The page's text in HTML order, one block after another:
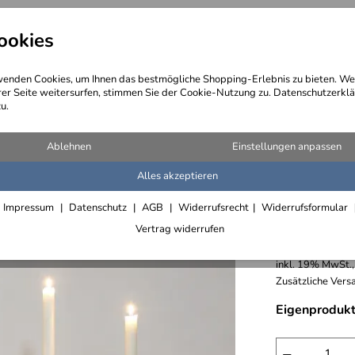
Cookies, um Ihnen das bestmögliche Shopping-Erlebnis zu bieten.
Seite weitersurfen, stimmen Sie der Cookie-Nutzung zu.
Ablehnen Einstellungen anpassen
Alles akzeptieren
Impressum Datenschutz AGB Widerrufsrecht
Widerrufsformular
Vertrag widerrufen
Wegebeschreibung @
5-
inkl. 19%
Zusätzliche